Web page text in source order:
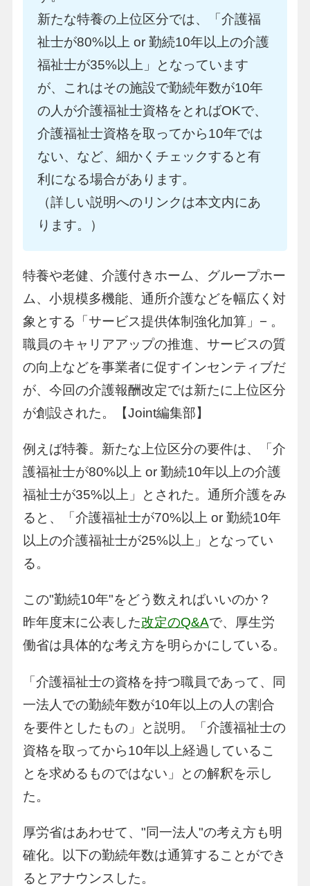
新たな特養の上位区分では、「介護福
祉士が80%以上 or 勤続10年以上の介護
福祉士が35%以上」となっています
が、これはその施設で勤続年数が10年
の人が介護福祉士資格をとればOKで、
介護福祉士資格を取ってから10年では
ない、など、細かくチェックすると有
利になる場合があります。
（詳しい説明へのリンクは本文内にあ
ります。）
特養や老健、介護付きホーム、グループホー
ム、小規模多機能、通所介護などを幅広く対
象とする「サービス提供体制強化加算」− 。
職員のキャリアアップの推進、サービスの質
の向上などを事業者に促すインセンティブだ
が、今回の介護報酬改定では新たに上位区分
が創設された。【Joint編集部】
例えば特養。新たな上位区分の要件は、「介
護福祉士が80%以上 or 勤続10年以上の介護
福祉士が35%以上」とされた。通所介護をみ
ると、「介護福祉士が70%以上 or 勤続10年
以上の介護福祉士が25%以上」となってい
る。
この"勤続10年"をどう数えればいいのか？
昨年度末に公表した改定のQ&Aで、厚生労
働省は具体的な考え方を明らかにしている。
「介護福祉士の資格を持つ職員であって、同
一法人での勤続年数が10年以上の人の割合
を要件としたもの」と説明。「介護福祉士の
資格を取ってから10年以上経過しているこ
とを求めるものではない」との解釈を示し
た。
厚労省はあわせて、"同一法人"の考え方も明
確化。以下の勤続年数は通算することができ
るとアナウンスした。